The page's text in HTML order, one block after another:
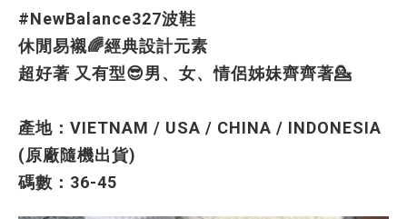
#NewBalance327波鞋
休閒易襯🌈經典設計元素
超好著 又有型😎男、女、情侶姊妹齊齊著💁
產地：VIETNAM / USA / CHINA / INDONESIA
(原廠隨機出貨)
碼數：36-45